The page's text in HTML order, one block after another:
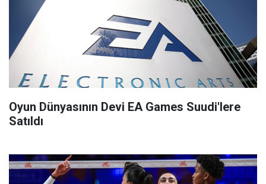
Oyun Dünyasının Devi EA Games Suudi'lere
Satıldı